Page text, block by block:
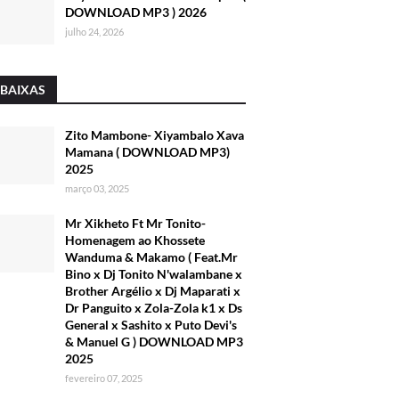
DOWNLOAD MP3 ) 2026
julho 24, 2026
Zito Mambone- Xiyambalo Xava
Mamana ( DOWNLOAD MP3)
2025
março 03, 2025
Mr Xikheto Ft Mr Tonito-
Homenagem ao Khossete
Wanduma & Makamo ( Feat.Mr
Bino x Dj Tonito N'walambane x
Brother Argélio x Dj Maparati x
Dr Panguito x Zola-Zola k1 x Ds
General x Sashito x Puto Devi's
& Manuel G ) DOWNLOAD MP3
2025
fevereiro 07, 2025